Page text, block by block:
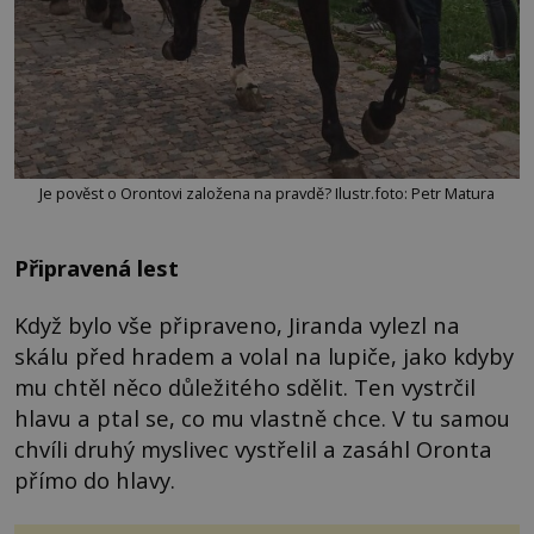
Je pověst o Orontovi založena na pravdě? Ilustr.foto: Petr Matura
Připravená lest
Když bylo vše připraveno, Jiranda vylezl na
skálu před hradem a volal na lupiče, jako kdyby
mu chtěl něco důležitého sdělit. Ten vystrčil
hlavu a ptal se, co mu vlastně chce. V tu samou
chvíli druhý myslivec vystřelil a zasáhl Oronta
přímo do hlavy.